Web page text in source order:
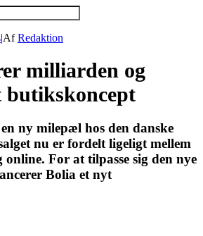
|AfRedaktion
milliarden og
butikskoncept
ny milepæl hos den danske
nu er fordelt ligeligt mellem
For at tilpasse sig den nye
Bolia et nyt